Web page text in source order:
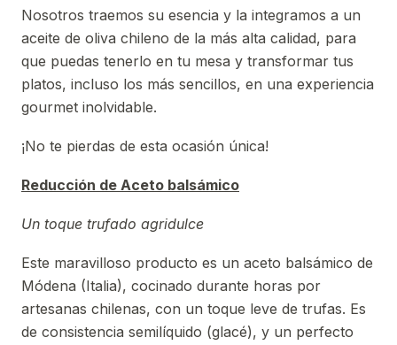
Nosotros traemos su esencia y la integramos a un
aceite de oliva chileno de la más alta calidad, para
que puedas tenerlo en tu mesa y transformar tus
platos, incluso los más sencillos, en una experiencia
gourmet inolvidable.
¡No te pierdas de esta ocasión única!
Reducción de Aceto balsámico
Un toque trufado agridulce
Este maravilloso producto es un aceto balsámico de
Módena (Italia), cocinado durante horas por
artesanas chilenas, con un toque leve de trufas. Es
de consistencia semilíquido (glacé), y un perfecto